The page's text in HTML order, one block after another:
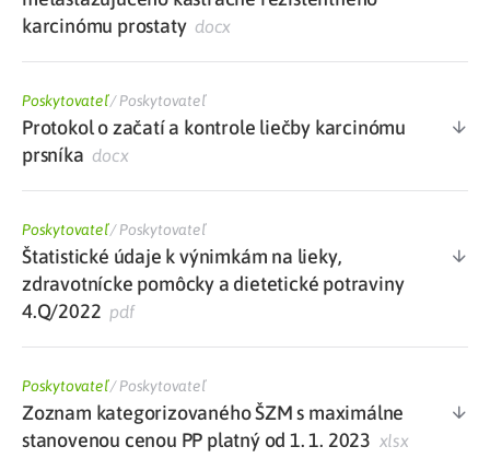
karcinómu prostatydocx
Poskytovateľ/Poskytovateľ
Protokol o začatí a kontrole liečby karcinómu
prsníka docx
Poskytovateľ/Poskytovateľ
Štatistické údaje k výnimkám na lieky,
zdravotnícke pomôcky a dietetické potraviny
4.Q/2022 pdf
Poskytovateľ/Poskytovateľ
Zoznam kategorizovaného ŠZM s maximálne
stanovenou cenou PP platný od 1. 1. 2023 xlsx